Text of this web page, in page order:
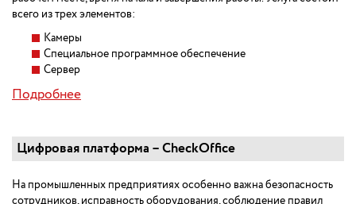
всего из трех элементов:
Камеры
Специальное программное обеспечение
Сервер
Подробнее
Цифровая платформа – CheckOffice
На промышленных предприятиях особенно важна безопасность
сотрудников, исправность оборудования, соблюдение правил